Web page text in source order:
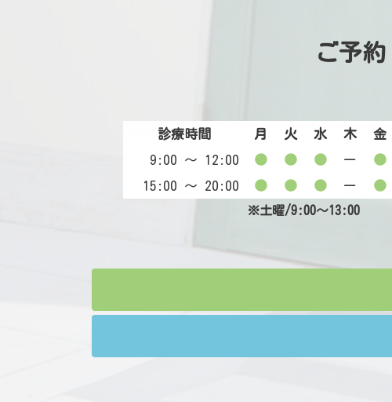
ご予
診療時間 月 火 水 木 金
9:00 〜 12:00
● ● ● ー ●
15:00 〜 20:00
● ● ● ー ●
※土曜/9:00～13:00